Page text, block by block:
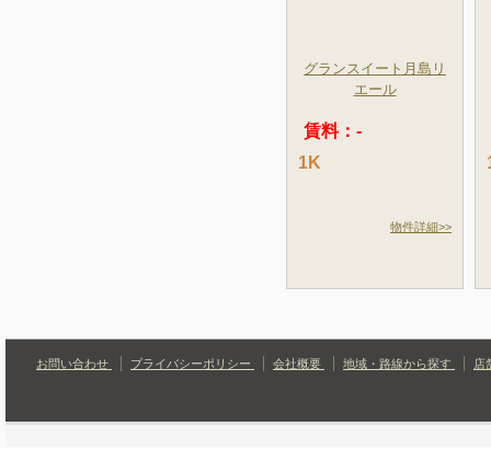
グランスイート月島リ
エール
賃料：-
1K
物件詳細>>
お問い合わせ プライバシーポリシー 会社概要 地域・路線から探す 店